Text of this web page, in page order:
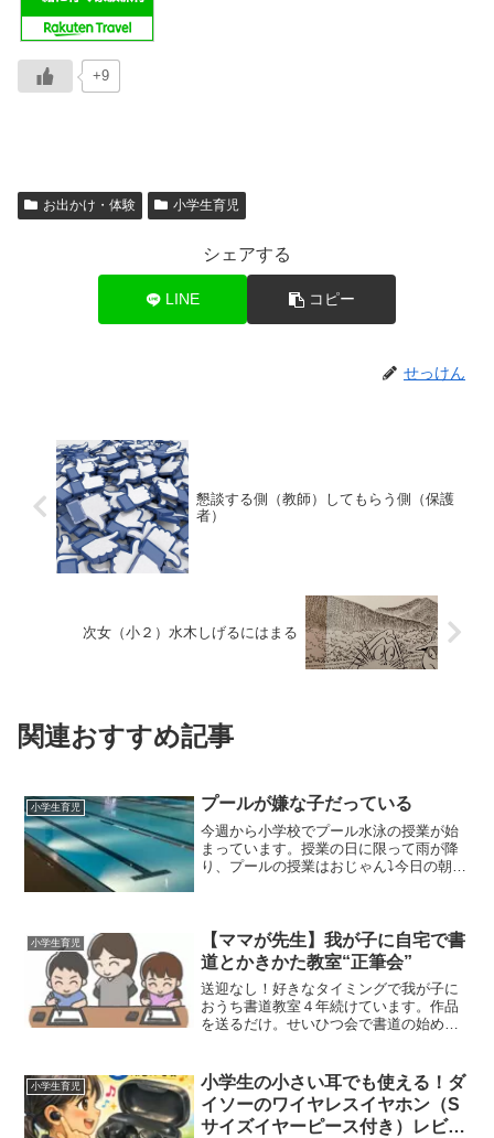
+9
お出かけ・体験 小学生育児
シェアする
LINE コピー
せっけん
懇談する側（教師）してもらう側（保護
者）
次女（小２）水木しげるにはまる
関連おすすめ記事
小学生育児 プールが嫌な子だっている
今週から小学校でプール水泳の授業が始
まっています。授業の日に限って雨が降
り、プールの授業はおじゃん⤵今日の朝の
ク 男の子 女の子 ...
小学生育児
【ママが先生】我が子に自宅で書
道とかきかた教室“正筆会”
送迎なし！好きなタイミングで我が子に
おうち書道教室４年続けています。作品
を送るだけ。せいひつ会で書道の始め
小学生育児
小学生の小さい耳でも使える！ダ
イソーのワイヤレスイヤホン（S
サイズイヤーピース付き）レビュ